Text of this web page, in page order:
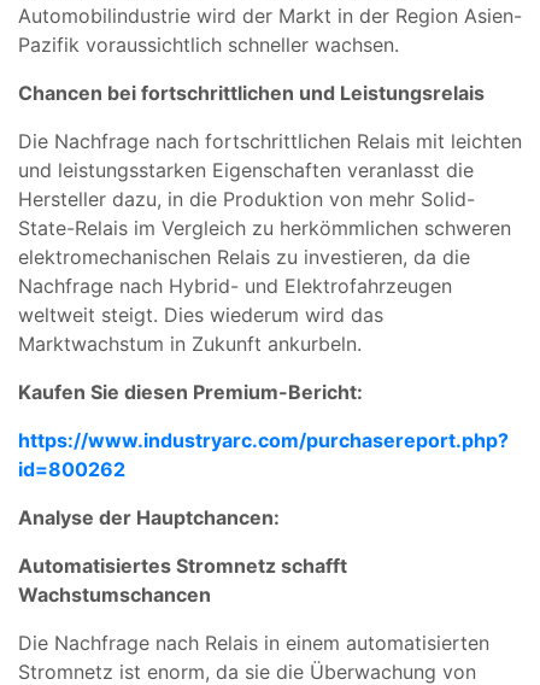
Automobilindustrie wird der Markt in der Region Asien-
Pazifik voraussichtlich schneller wachsen.
Chancen bei fortschrittlichen und Leistungsrelais
Die Nachfrage nach fortschrittlichen Relais mit leichten
und leistungsstarken Eigenschaften veranlasst die
Hersteller dazu, in die Produktion von mehr Solid-
State-Relais im Vergleich zu herkömmlichen schweren
elektromechanischen Relais zu investieren, da die
Nachfrage nach Hybrid- und Elektrofahrzeugen
weltweit steigt. Dies wiederum wird das
Marktwachstum in Zukunft ankurbeln.
Kaufen Sie diesen Premium-Bericht:
https://www.industryarc.com/purchasereport.php?
id=800262
Analyse der Hauptchancen:
Automatisiertes Stromnetz schafft
Wachstumschancen
Die Nachfrage nach Relais in einem automatisierten
Stromnetz ist enorm, da sie die Überwachung von